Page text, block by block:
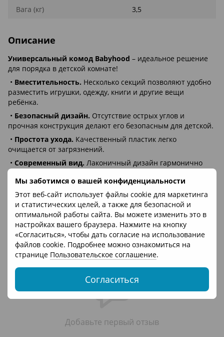
Мы заботимся о вашей конфиденциальности
Этот веб-сайт использует файлы cookie для маркетинга
и статистических целей, а также для безопасной и
оптимальной работы сайта. Вы можете изменить это в
настройках вашего браузера. Нажмите на кнопку
«Согласиться», чтобы дать согласие на использование
файлов cookie. Подробнее можно ознакомиться на
странице Пользовательское соглашение.
Согласиться
Вага (кг)
3,5
Описание
Универсальный комод Babyhood – идеальное решение
для порядка в детской комнате!
• Вместительность. Несколько секций позволяют удобно
разместить игрушки, одежду, книги и другие вещи
ребёнка.
• Безопасный дизайн. Отсутствие острых углов и
прочная конструкция делают его безопасным для детской.
• Простота ухода. Качественный пластик легко
очищается от загрязнений.
• Современный вид. Лаконичный дизайн гармонично
впишется в любой интерьер, создавая уют.
Удобство. Ящики легко выдвигаются – даже ребёнок
сможет самостоятельно достать свои вещи.
Организуйте комфортное и аккуратное пространство для
вашего ребёнка вместе с Babyhood!
Отзывы
Добавьте первый отзыв